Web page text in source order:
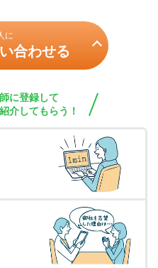
に
合わせる
に登録して
介してもらう！